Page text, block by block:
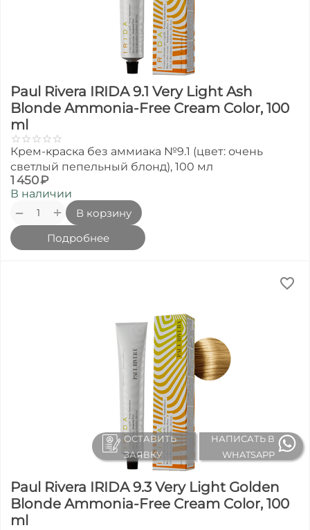
Paul Rivera IRIDA 9.1 Very Light Ash
Blonde Ammonia-Free Cream Color, 100
ml
Крем-краска без аммиака №9.1 (цвет: очень
светлый пепельный блонд), 100 мл
1 450₽
В наличии
+
−
В корзину
Подробнее
Paul Rivera IRIDA 9.3 Very Light Golden
Blonde Ammonia-Free Cream Color, 100
ml
ОСТАВИТЬ
ЗАЯВКУ
НАПИСАТЬ В
WHATSAPP